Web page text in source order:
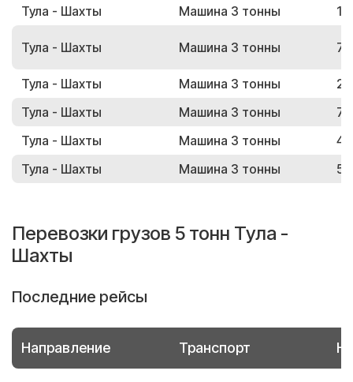
Тула - Шахты Машина 3 тонны
Тула - Шахты Машина 3 тонны
Тула - Шахты Машина 3 тонны
Тула - Шахты
Машина 3 тонны
Тула - Шахты
Машина 3 тонны
Тула - Шахты
Машина 3 тонны
Перевозки грузов 5 тонн Тула -
Шахты
Последние рейсы
Направление Транспорт